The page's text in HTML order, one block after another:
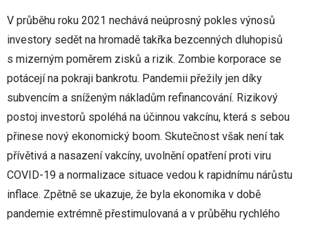
V průběhu roku 2021 nechává neúprosný pokles výnosů
investory sedět na hromadě takřka bezcenných dluhopisů
s mizerným poměrem zisků a rizik. Zombie korporace se
potácejí na pokraji bankrotu. Pandemii přežily jen díky
subvencím a sníženým nákladům refinancování. Rizikový
postoj investorů spoléhá na účinnou vakcínu, která s sebou
přinese nový ekonomický boom. Skutečnost však není tak
přívětivá a nasazení vakcíny, uvolnění opatření proti viru
COVID-19 a normalizace situace vedou k rapidnímu nárůstu
inflace. Zpětně se ukazuje, že byla ekonomika v době
pandemie extrémně přestimulovaná a v průběhu rychlého